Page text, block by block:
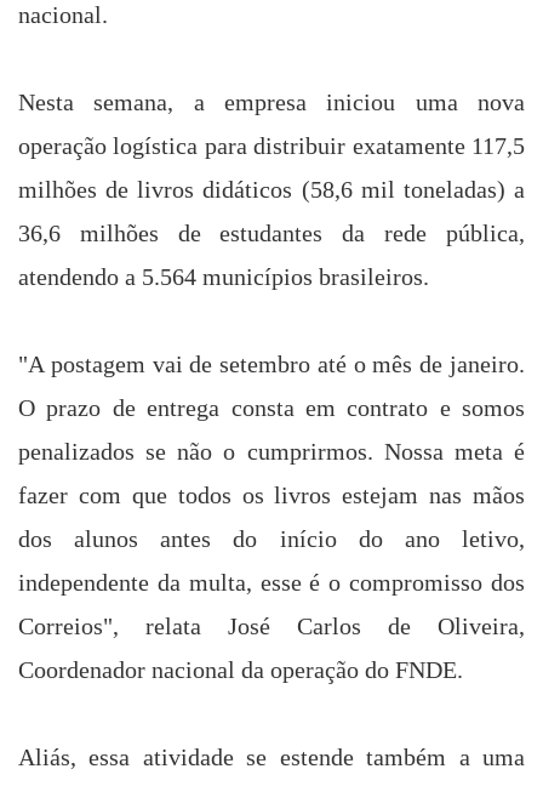
nacional.
Nesta semana, a empresa iniciou uma nova
operação logística para distribuir exatamente 117,5
milhões de livros didáticos (58,6 mil toneladas) a
36,6 milhões de estudantes da rede pública,
atendendo a 5.564 municípios brasileiros.
"A postagem vai de setembro até o mês de janeiro.
O prazo de entrega consta em contrato e somos
penalizados se não o cumprirmos. Nossa meta é
fazer com que todos os livros estejam nas mãos
dos alunos antes do início do ano letivo,
independente da multa, esse é o compromisso dos
Correios", relata José Carlos de Oliveira,
Coordenador nacional da operação do FNDE.
Aliás, essa atividade se estende também a uma